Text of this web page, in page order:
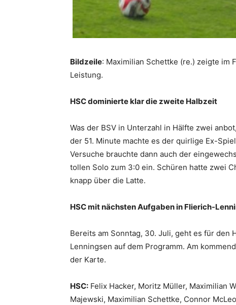
Bildzeile: Maximilian Schettke (re.) zeigte im
Leistung.
HSC dominierte klar die zweite Halbzeit
Was der BSV in Unterzahl in Hälfte zwei
der 51. Minute machte es der quirlige Ex-
Versuche brauchte dann auch der
tollen Solo zum 3:0 ein. Schüren hatte zwei
knapp über die Latte.
HSC mit nächsten Aufgaben in Flierich-
Bereits am Sonntag, 30. Juli, geht es für den
Lenningsen auf dem Programm. Am
der Karte.
HSC: Felix Hacker, Moritz Müller, Maximilian
Majewski, Maximilian Schettke, Connor